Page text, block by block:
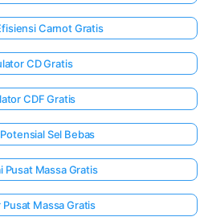
Carnot Gratis
CD Gratis
CDF Gratis
Sel Bebas
Pusat Massa Gratis
Pusat Massa Gratis